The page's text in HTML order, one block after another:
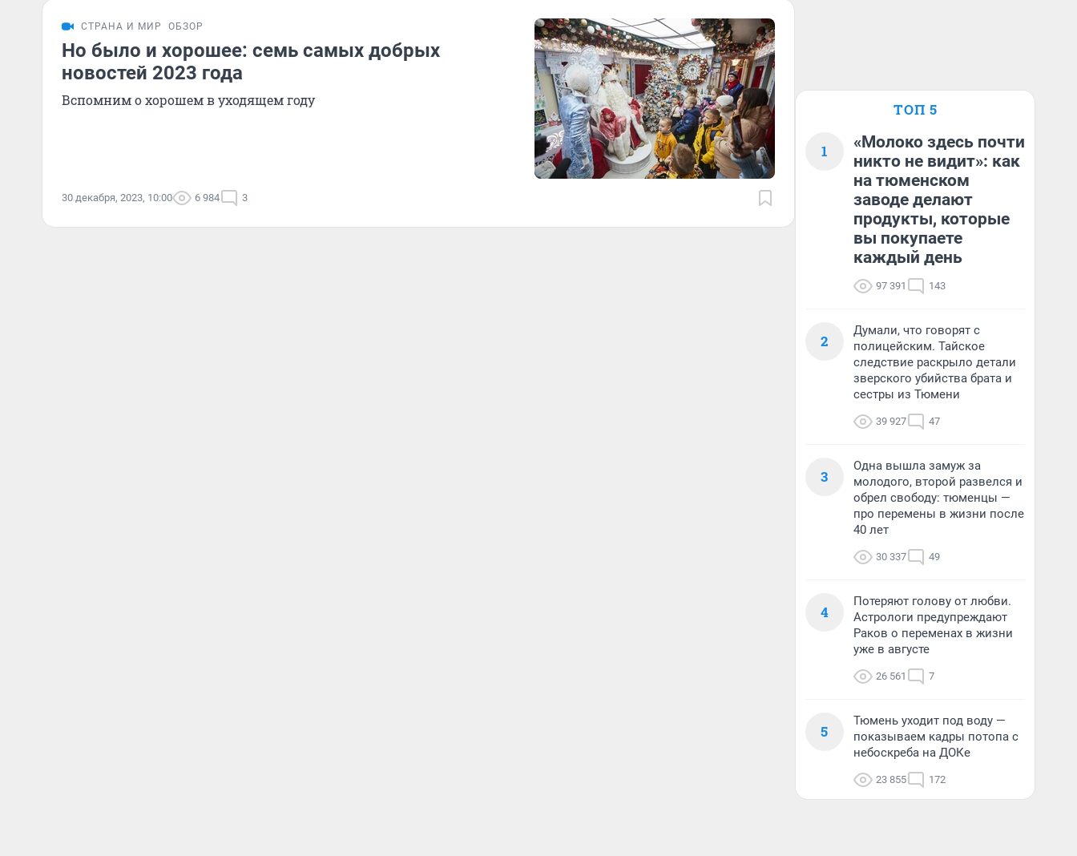
СТРАНА И МИР ОБЗОР
Но было и хорошее: семь самых добрых
новостей 2023 года
Вспомним о хорошем в уходящем году
30 декабря, 2023, 10:00 6 984 3
ТОП 5
1
«Молоко здесь почти
никто не видит»: как
на тюменском
заводе делают
продукты, которые
вы покупаете
каждый день
97 391 143
2
Думали, что говорят с
полицейским. Тайское
следствие раскрыло детали
зверского убийства брата и
сестры из Тюмени
39 927 47
3
Одна вышла замуж за
молодого, второй развелся и
обрел свободу: тюменцы —
про перемены в жизни после
40 лет
30 337 49
4
Потеряют голову от любви.
Астрологи предупреждают
Раков о переменах в жизни
уже в августе
26 561 7
5
Тюмень уходит под воду —
показываем кадры потопа с
небоскреба на ДОКе
23 855 172